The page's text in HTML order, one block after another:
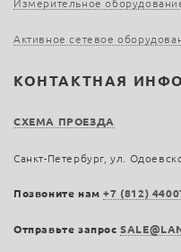
Измерительное
Активное сетевое
КОНТАКТНАЯ
СХЕМА ПРОЕЗДА
Санкт-Петербург, ул.
Позвоните нам+7 (812)
Отправьте запрос